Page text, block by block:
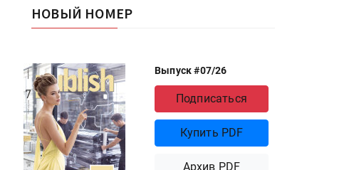
НОВЫЙ НОМЕР
Выпуск #07/26
Подписаться
Купить PDF
Архив PDF